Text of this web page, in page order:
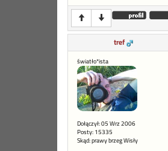
tref
światło*ista
Dołączył: 05 Wrz 2006
Posty: 15335
Skąd: prawy brzeg Wisły